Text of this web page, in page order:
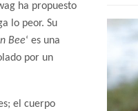
ha propuesto
lo peor. Su
Bee‘ es una
por un
el cuerpo